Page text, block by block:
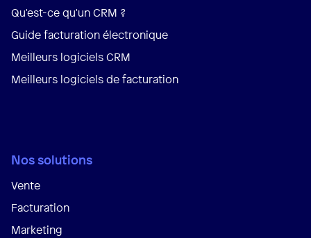
Qu'est-ce qu'un CRM ?
Guide facturation électronique
Meilleurs logiciels CRM
Meilleurs logiciels de facturation
Nos solutions
Vente
Facturation
Marketing